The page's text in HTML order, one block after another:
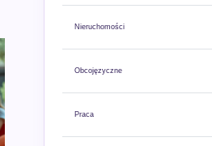
Nieruchomości
Obcojęzyczne
Praca